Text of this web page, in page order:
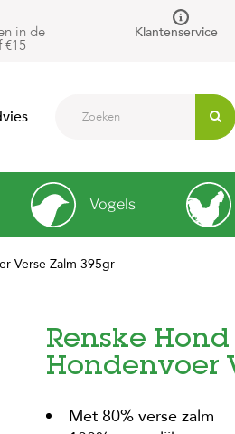
in de
€15
Klantenservice
Vogels
Verse Zalm 395gr
Renske
Hondenvoer
Met 80% verse zalm